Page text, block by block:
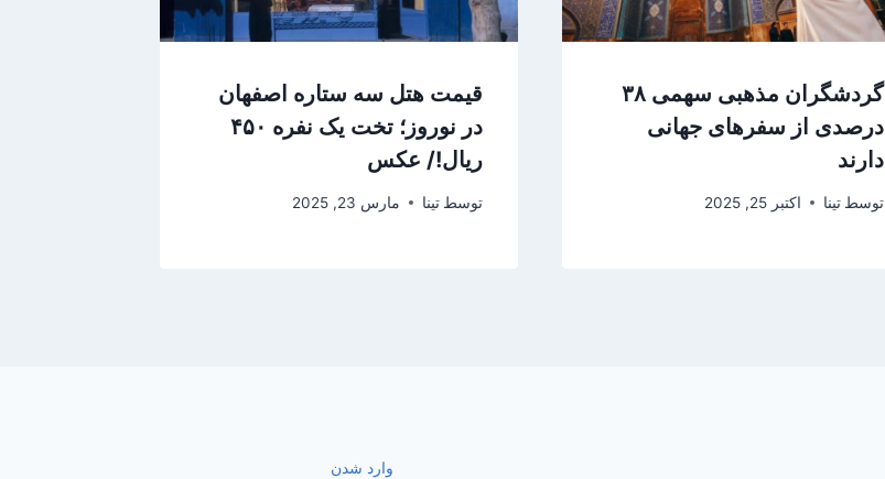
گردشگران مذهبی‌ سهمی ۳۸
درصدی از سفرهای جهانی
دارند
توسط تینا اکتبر 25, 2025
قیمت هتل سه ستاره اصفهان
در نوروز؛ تخت یک نفره ۴۵۰
ریال!/ عکس
توسط تینا مارس 23, 2025
وارد شدن